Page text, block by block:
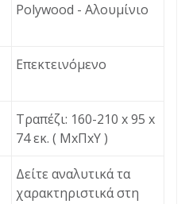
Polywood - Αλουμίνιο
Επεκτεινόμενο
Τραπέζι: 160-210 x 95 x
74 εκ. ( ΜxΠxΥ )
Δείτε αναλυτικά τα
χαρακτηριστικά στη